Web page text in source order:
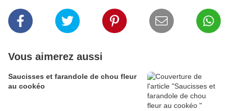
Vous aimerez aussi
Saucisses et farandole de chou fleur
au cookéo